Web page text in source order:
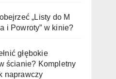
„Listy do M
i Powroty” w kinie?
głębokie
ścianie? Kompletny
naprawczy